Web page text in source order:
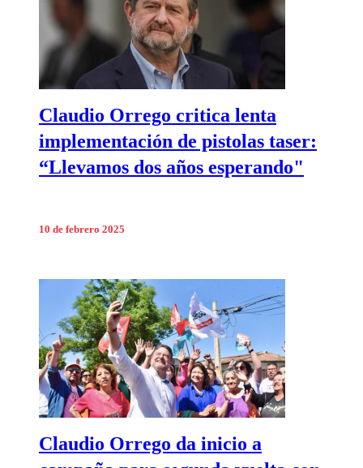
Claudio Orrego critica lenta
implementación de pistolas taser:
“Llevamos dos años esperando"
10 de febrero 2025
Claudio Orrego da inicio a